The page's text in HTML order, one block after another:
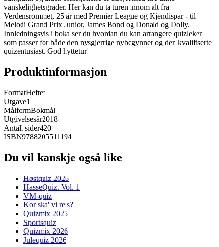
vanskelighetsgrader. Her kan du ta turen innom alt fra
Verdensrommet, 25 år med Premier League og Kjendispar - til
Melodi Grand Prix Junior, James Bond og Donald og Dolly.
Innledningsvis i boka ser du hvordan du kan arrangere quizleker
som passer for både den nysgjerrige nybegynner og den kvalifiserte
quizentusiast. God hyttetur!
Produktinformasjon
FormatHeftet
Utgave1
MålformBokmål
Utgivelsesår2018
Antall sider420
ISBN9788205511194
Du vil kanskje også like
Høstquiz 2026
HasseQuiz. Vol. 1
VM-quiz
Kor ska' vi reis?
Quizmix 2025
Sportsquiz
Quizmix 2026
Julequiz 2026